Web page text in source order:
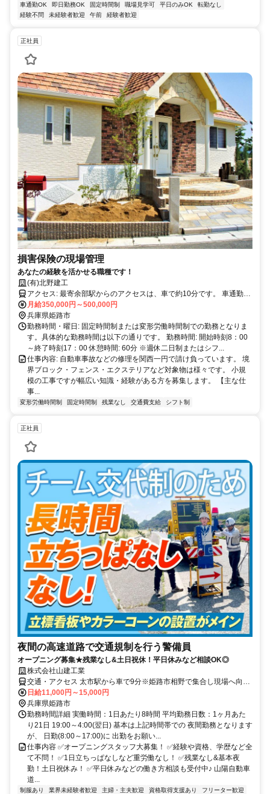
車通勤OK
即日勤務OK 固定時間制 職場見学可 平日のみOK
転勤なし
経験不問
未経験者歓迎 午前 経験者歓迎
正社員
損害保険の現場管理
あなたの経験を活かせる職種です！
(有)北野建工
アクセス: 最寄余部駅からのアクセスは、車で約10分です。 車通勤も
可能で、駐車場も完備しています。
月給350,000円～500,000円
兵庫県姫路市
勤務時間・曜日: 固定時間制または変形労働時間制での勤務となりま
す。具体的な勤務時間は以下の通りです。 勤務時間: 開始時刻8：00
～終了時刻17：00 休憩時間: 60分 ※週休二日制またはシフ...
仕事内容: 自動車事故などの修理を関西一円で請け負っています。 境
界ブロック・フェンス・エクステリアなど対象物は様々です。 小規
模の工事ですが幅広い知識・経験がある方を募集します。 【主な仕
事...
変形労働時間制 固定時間制 残業なし 交通費支給 シフト制
正社員
夜間の高速道路で交通規制を行う警備員
オープニング募集★残業なし&土日祝休！平日休みなど相談OK◎
株式会社山建工業
交通・アクセス 太市駅から車で9分※姫路市相野で集合し現場へ向か
います！
日給11,000円～15,000円
兵庫県姫路市
勤務時間詳細 実働時間：1日あたり8時間 平均勤務日数：1ヶ月あた
り21日 19:00～4:00(翌日) 基本は上記時間帯での 夜間勤務となります
が、 日勤(8:00～17:00)に 出勤をお願い...
仕事内容 ✅オープニングスタッフ大募集！ ✅経験や資格、学歴など全
て不問！ ✅1日立ちっぱなしなど重労働なし！ ✅残業なし&基本夜
勤！土日祝休み！ ✅平日休みなどの働き方相談も受付中♪ 山陽自動車
道...
制服あり 業界未経験者歓迎 主婦・主夫歓迎 資格取得支援あり
フリーター歓迎